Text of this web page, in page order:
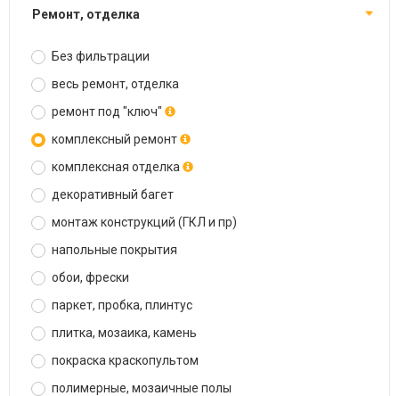
ремонт, отделка
Без фильтрации
весь ремонт, отделка
ремонт под "ключ"
комплексный ремонт
комплексная отделка
декоративный багет
монтаж конструкций (ГКЛ и пр)
напольные покрытия
обои, фрески
паркет, пробка, плинтус
плитка, мозаика, камень
покраска краскопультом
полимерные, мозаичные полы